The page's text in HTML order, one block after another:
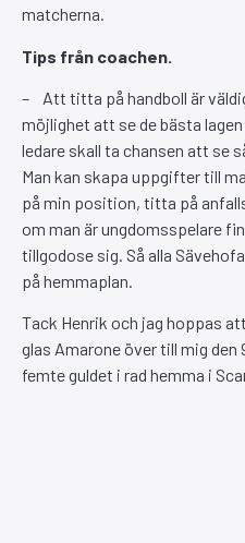
matcherna.
Tips från coachen.
– Att titta på handboll är
möjlighet att se de bästa
ledare skall ta chansen att se
Man kan skapa uppgifter till
på min position, titta på
om man är ungdomsspelare
tillgodose sig. Så alla
på hemmaplan.
Tack Henrik och jag hoppas
glas Amarone över till mig den
femte guldet i rad hemma i